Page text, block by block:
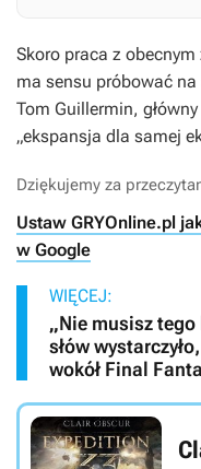
Skoro praca z
ma sensu próbować na
Tom Guillermin,
„ekspansja dla samej
Dziękujemy za
Ustaw GRYOnline.pl
w Google
WIĘCEJ:
„Nie musisz
słów
wokół Final